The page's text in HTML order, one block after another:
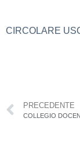
CIRCOLARE
PRECEDENTE
COLLEGIO